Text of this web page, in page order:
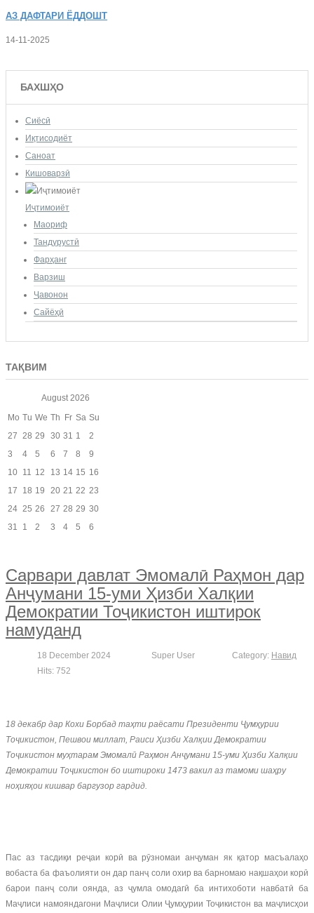
АЗ ДАФТАРИ ЁДДОШТ
14-11-2025
БАХШҲО
Сиёсӣ
Иқтисодиёт
Саноат
Кишоварзӣ
Иҷтимоиёт
Маориф
Тандурустӣ
Фарҳанг
Варзиш
Ҷавонон
Сайёҳӣ
ТАҚВИМ
August 2026
Mo Tu We Th Fr Sa Su
27 28 29 30 31 1
2
3
4 5 6 7 8
9
10 11 12 13 14 15 16
17
18 19 20 21 22 23
24 25 26 27 28 29 30
31
1 2 3 4 5 6
Сарвари давлат Эмомалӣ Раҳмон дар
Анҷумани 15-уми Ҳизби Халқии
Демократии Тоҷикистон иштирок
намуданд
18 December 2024 Super User Category: Навид
Hits: 752
18 декабр дар Кохи Борбад таҳти раёсати Президенти Ҷумҳурии
Тоҷикистон, Пешвои миллат, Раиси Ҳизби Халқии Демократии
Тоҷикистон муҳтарам Эмомалӣ Раҳмон Анҷумани 15-уми Ҳизби Халқии
Демократии Тоҷикистон бо иштироки 1473 вакил аз тамоми шаҳру
ноҳияҳои кишвар баргузор гардид.
Пас аз тасдиқи реҷаи корӣ ва рӯзномаи анҷуман як қатор масъалаҳо
вобаста ба фаъолияти он дар панҷ соли охир ва барномаю нақшаҳои корӣ
барои панҷ соли оянда, аз ҷумла омодагӣ ба интихоботи навбатӣ ба
Маҷлиси намояндагони Маҷлиси Олии Ҷумҳурии Тоҷикистон ва маҷлисҳои